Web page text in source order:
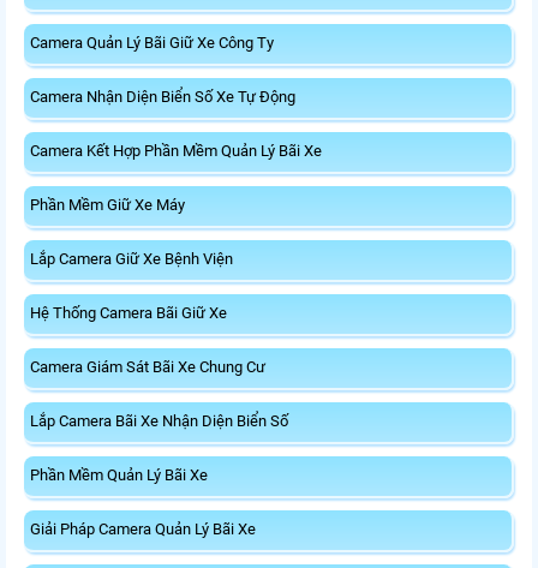
Camera Quản Lý Bãi Giữ Xe Công Ty
Camera Nhận Diện Biển Số Xe Tự Động
Camera Kết Hợp Phần Mềm Quản Lý Bãi Xe
Phần Mềm Giữ Xe Máy
Lắp Camera Giữ Xe Bệnh Viện
Hệ Thống Camera Bãi Giữ Xe
Camera Giám Sát Bãi Xe Chung Cư
Lắp Camera Bãi Xe Nhận Diện Biển Số
Phần Mềm Quản Lý Bãi Xe
Giải Pháp Camera Quản Lý Bãi Xe